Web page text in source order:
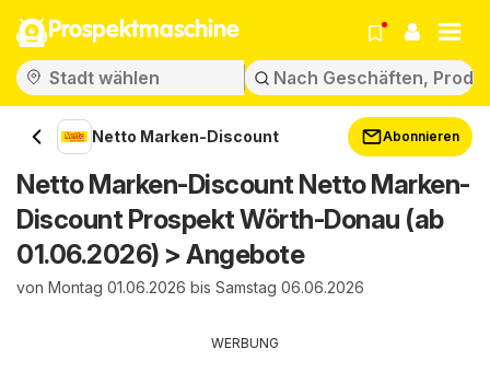
Prospektmaschine
Netto Marken-Discount Abonnieren
Netto Marken-Discount Netto Marken-
Discount Prospekt Wörth-Donau (ab
01.06.2026) > Angebote
von Montag 01.06.2026 bis Samstag 06.06.2026
WERBUNG